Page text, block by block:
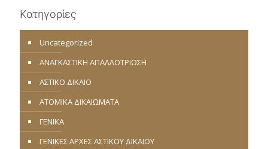
Κατηγορίες
Uncategorized
ΑΝΑΓΚΑΣΤΙΚΗ ΑΠΑΛΛΟΤΡΙΩΣΗ
ΑΣΤΙΚΟ ΔΙΚΑΙΟ
ΑΤΟΜΙΚΑ ΔΙΚΑΙΩΜΑΤΑ
ΓΕΝΙΚΑ
ΓΕΝΙΚΕΣ ΑΡΧΕΣ ΑΣΤΙΚΟΥ ΔΙΚΑΙΟΥ